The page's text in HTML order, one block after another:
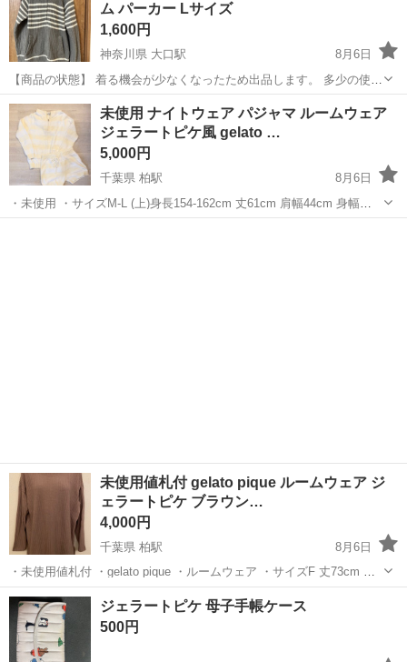
ム パーカー Lサイズ
1,600円
神奈川県 大口駅
8月6日
【商品の状態】 着る機会が少なくなったため出品します。 多少の使用
感や生地のゴワつきはありますが、まだ十分着用いただける状態で
す。 目立つ汚れや大きな破れはありません。 【商品詳細】 ・ブラン
ド：GELATO PIQUE...
神奈川 横浜市 大口駅 カーディガン
未使用 ナイトウェア パジャマ ルームウェア
ジェラートピケ風 gelato …
5,000円
千葉県 柏駅
8月6日
・未使用 ・サイズM-L (上)身長154-162cm 丈61cm 肩幅44cm 身幅
48cm (下) ウエスト64-77cm 丈38.5cm ・定型文には返信しません ・
未使用値札付 gelato pique ルームウェア ジ
ェラートピケ ブラウン…
4,000円
千葉県 柏駅
8月6日
・未使用値札付 ・gelato pique ・ルームウェア ・サイズF 丈73cm 肩
幅55cm 身幅58cm ・購入価格5280円 ・定型文には返信しません ・お
取引希望の方はご都合の良い日時をいくつか記載してご連絡く...
千葉 柏市 その他 ジェラートピケ
ジェラートピケ 母子手帳ケース
500円